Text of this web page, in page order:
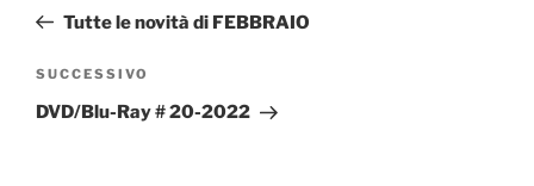
precedente:
Tutte le novità di FEBBRAIO
Articolo
successivo
SUCCESSIVO
DVD/Blu-Ray # 20-2022